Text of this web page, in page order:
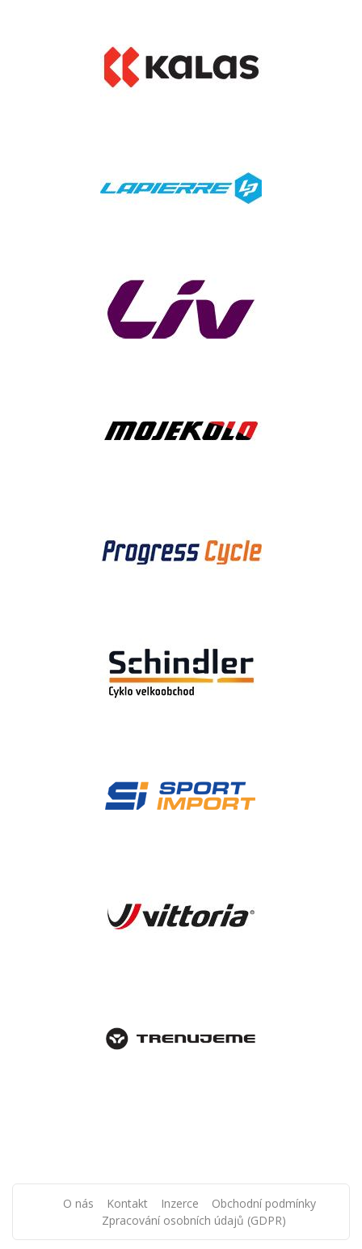
O nás Kontakt Inzerce
Obchodní podmínky
Zpracování osobních údajů (GDPR)